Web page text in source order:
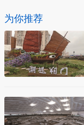
为你推荐